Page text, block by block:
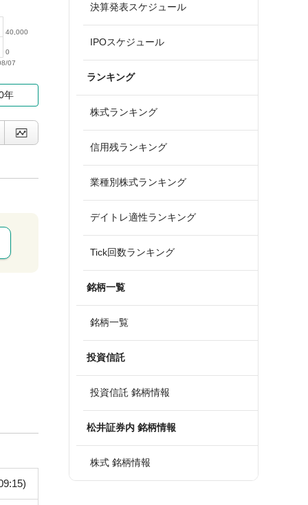
07
0
40,000
年
決算発表スケジュール
IPOスケジュール
ランキング
株式ランキング
信用残ランキング
業種別株式ランキング
デイトレ適性ランキング
Tick回数ランキング
銘柄一覧
銘柄一覧
投資信託
投資信託 銘柄情報
松井証券内 銘柄情報
株式 銘柄情報